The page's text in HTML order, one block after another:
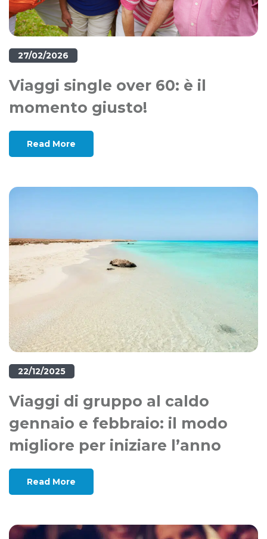
27/02/2026
Viaggi single over 60: è il
momento giusto!
Read More
22/12/2025
Viaggi di gruppo al caldo
gennaio e febbraio: il modo
migliore per iniziare l’anno
Read More